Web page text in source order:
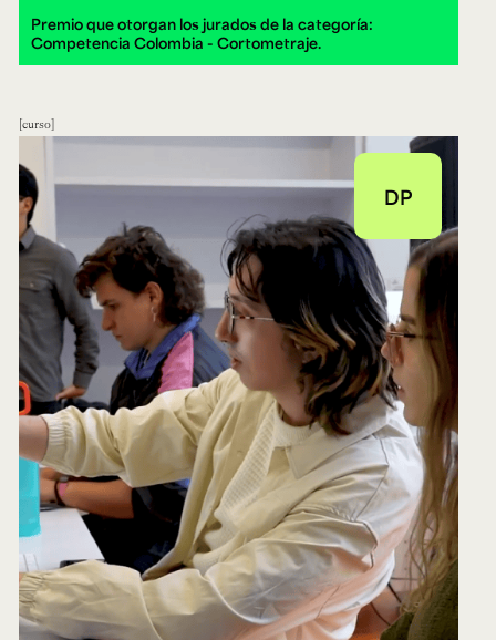
Premio que otorgan los jurados de la categoría:
Competencia Colombia - Cortometraje.
curso
DP